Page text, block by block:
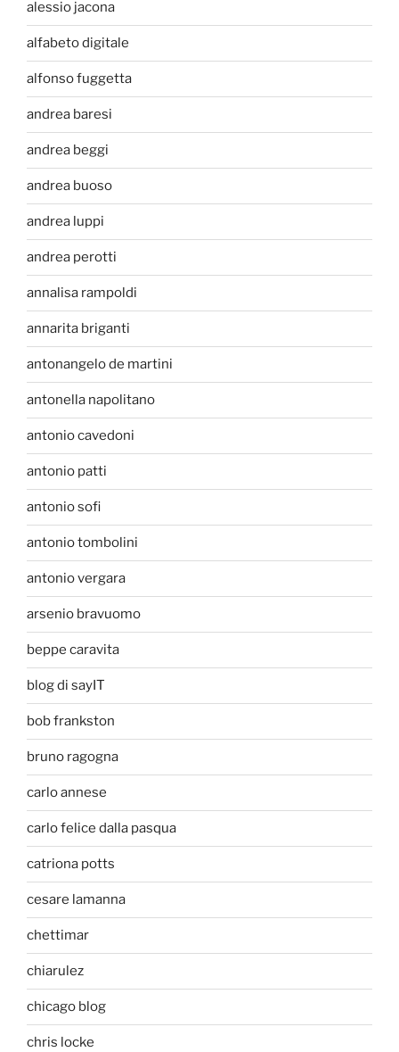
alessio jacona
alfabeto digitale
alfonso fuggetta
andrea baresi
andrea beggi
andrea buoso
andrea luppi
andrea perotti
annalisa rampoldi
annarita briganti
antonangelo de martini
antonella napolitano
antonio cavedoni
antonio patti
antonio sofi
antonio tombolini
antonio vergara
arsenio bravuomo
beppe caravita
blog di sayIT
bob frankston
bruno ragogna
carlo annese
carlo felice dalla pasqua
catriona potts
cesare lamanna
chettimar
chiarulez
chicago blog
chris locke